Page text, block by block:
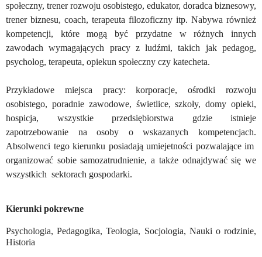
społeczny, trener rozwoju osobistego, edukator, doradca biznesowy,
trener biznesu, coach, terapeuta filozoficzny itp. Nabywa również
kompetencji, które mogą być przydatne w różnych innych
zawodach wymagających pracy z ludźmi, takich jak pedagog,
psycholog, terapeuta, opiekun społeczny czy katecheta.
Przykładowe miejsca pracy: korporacje, ośrodki rozwoju
osobistego, poradnie zawodowe, świetlice, szkoły, domy opieki,
hospicja, wszystkie przedsiębiorstwa gdzie istnieje
zapotrzebowanie na osoby o wskazanych kompetencjach.
Absolwenci tego kierunku posiadają umiejetności pozwalające im
organizować sobie samozatrudnienie, a także odnajdywać się we
wszystkich sektorach gospodarki.
Kierunki pokrewne
Psychologia, Pedagogika, Teologia, Socjologia, Nauki o rodzinie,
Historia